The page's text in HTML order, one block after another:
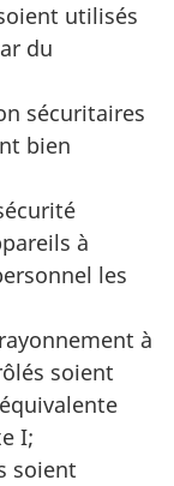
utilisés
du
sécuritaires
bien
à
les
à
soient
I;
soient